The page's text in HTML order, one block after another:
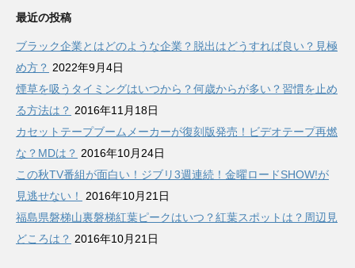
最近の投稿
ブラック企業とはどのような企業？脱出はどうすれば良い？見極
め方？ 2022年9月4日
煙草を吸うタイミングはいつから？何歳からが多い？習慣を止め
る方法は？ 2016年11月18日
カセットテープブームメーカーが復刻版発売！ビデオテープ再燃
な？MDは？ 2016年10月24日
この秋TV番組が面白い！ジブリ3週連続！金曜ロードSHOW!が
見逃せない！
2016年10月21日
福島県磐梯山裏磐梯紅葉ピークはいつ？紅葉スポットは？周辺見
どころは？ 2016年10月21日